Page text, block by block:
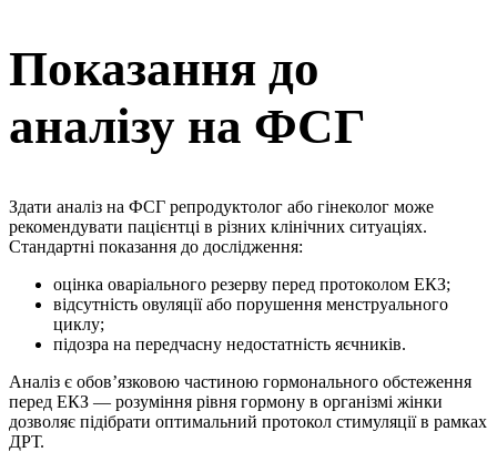
Показання до
аналізу на ФСГ
Здати аналіз на ФСГ репродуктолог або гінеколог може
рекомендувати пацієнтці в різних клінічних ситуаціях.
Стандартні показання до дослідження:
оцінка оваріального резерву перед протоколом ЕКЗ;
відсутність овуляції або порушення менструального
циклу;
підозра на передчасну недостатність яєчників.
Аналіз є обов’язковою частиною гормонального обстеження
перед ЕКЗ — розуміння рівня гормону в організмі жінки
дозволяє підібрати оптимальний протокол стимуляції в рамках
ДРТ.